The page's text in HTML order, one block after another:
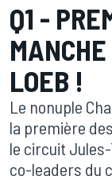
Q1 -
LOEB !
Le nonuple
la première
le circuit
co-leaders du